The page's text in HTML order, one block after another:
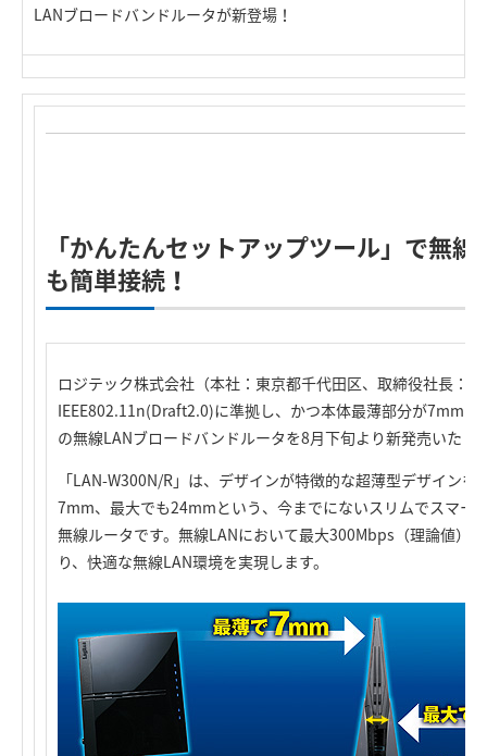
LANブロードバンドルータが新登場！
「かんたんセットアップツール」で無
も簡単接続！
ロジテック株式会社（本社：東京都千代田区、取締役社長：
IEEE802.11n(Draft2.0)に準拠し、かつ本体最薄部分が7mm
の無線LANブロードバンドルータを8月下旬より新発売いたし
「LAN-W300N/R」は、デザインが特徴的な超薄型デザイン
7mm、最大でも24mmという、今までにないスリムでスマー
無線ルータです。無線LANにおいて最大300Mbps（理論値）
り、快適な無線LAN環境を実現します。